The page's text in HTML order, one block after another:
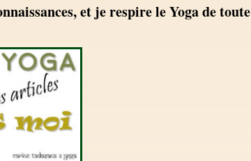
et je respire le Yoga de toute